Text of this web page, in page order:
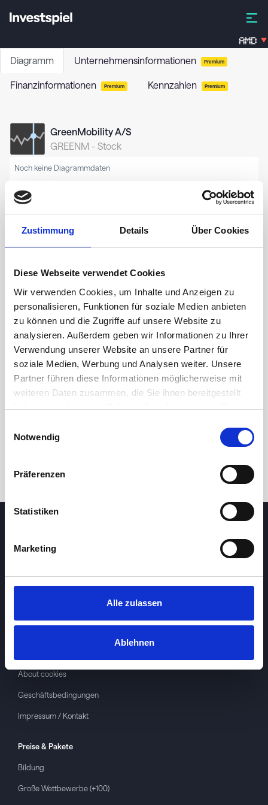
Zustimmung Details Über Cookies
Diese Webseite verwendet Cookies
Wir verwenden Cookies, um Inhalte und Anzeigen zu
personalisieren, Funktionen für soziale Medien anbieten
zu können und die Zugriffe auf unsere Website zu
analysieren. Außerdem geben wir Informationen zu Ihrer
Verwendung unserer Website an unsere Partner für
soziale Medien, Werbung und Analysen weiter. Unsere
Partner führen diese Informationen möglicherweise mit
weiteren Daten zusammen, die Sie ihnen bereitgestellt
haben oder die sie im Rahmen Ihrer Nutzung der Dienste
Notwendig
Präferenzen
Statistiken
Marketing
Alle zulassen
Ablehnen
AMD
Diagramm Unternehmensinformationen Premium
Finanzinformationen Premium Kennzahlen Premium
GreenMobility A/S
GREENM - Stock
Noch keine Diagrammdaten
24 Std. 1M 3M 1J 5J
About cookies
Geschäftsbedingungen
Impressum / Kontakt
Preise & Pakete
Bildung
Große Wettbewerbe (+100)